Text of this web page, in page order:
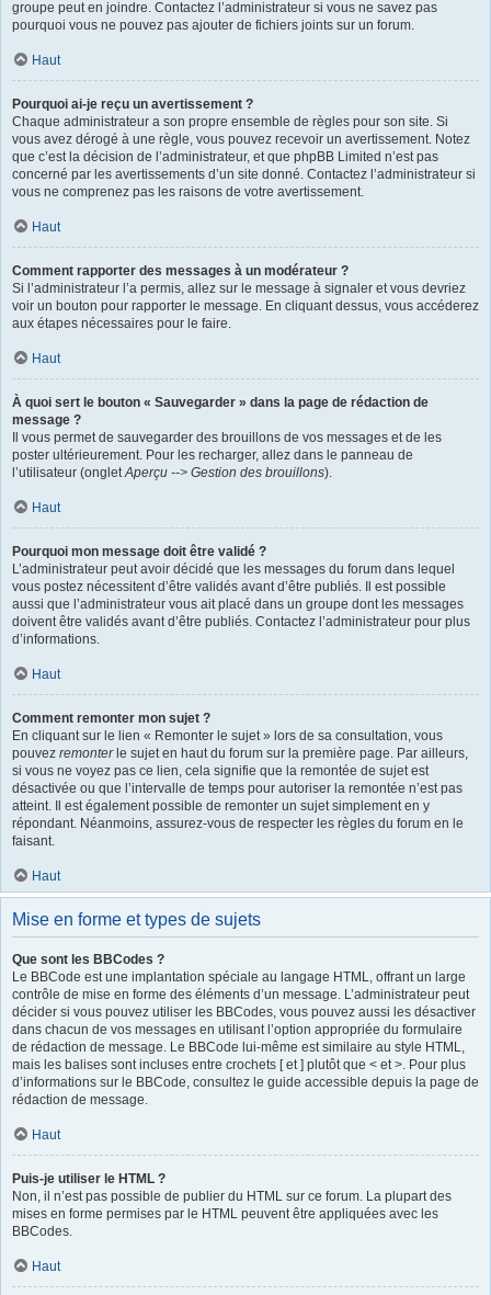
groupe peut en joindre. Contactez l’administrateur si vous ne savez pas
pourquoi vous ne pouvez pas ajouter de fichiers joints sur un forum.
Haut
Pourquoi ai-je reçu un avertissement ?
Chaque administrateur a son propre ensemble de règles pour son site. Si
vous avez dérogé à une règle, vous pouvez recevoir un avertissement. Notez
que c’est la décision de l’administrateur, et que phpBB Limited n’est pas
concerné par les avertissements d’un site donné. Contactez l’administrateur si
vous ne comprenez pas les raisons de votre avertissement.
Haut
Comment rapporter des messages à un modérateur ?
Si l’administrateur l’a permis, allez sur le message à signaler et vous devriez
voir un bouton pour rapporter le message. En cliquant dessus, vous accéderez
aux étapes nécessaires pour le faire.
Haut
À quoi sert le bouton « Sauvegarder » dans la page de rédaction de
message ?
Il vous permet de sauvegarder des brouillons de vos messages et de les
poster ultérieurement. Pour les recharger, allez dans le panneau de
l’utilisateur (ongletAperçu --> Gestion des brouillons).
Haut
Pourquoi mon message doit être validé ?
L’administrateur peut avoir décidé que les messages du forum dans lequel
vous postez nécessitent d’être validés avant d’être publiés. Il est possible
aussi que l’administrateur vous ait placé dans un groupe dont les messages
doivent être validés avant d’être publiés. Contactez l’administrateur pour plus
d’informations.
Haut
Comment remonter mon sujet ?
En cliquant sur le lien « Remonter le sujet » lors de sa consultation, vous
pouvez remonterle sujet en haut du forum sur la première page. Par ailleurs,
si vous ne voyez pas ce lien, cela signifie que la remontée de sujet est
désactivée ou que l’intervalle de temps pour autoriser la remontée n’est pas
atteint. Il est également possible de remonter un sujet simplement en y
répondant. Néanmoins, assurez-vous de respecter les règles du forum en le
faisant.
Haut
Mise en forme et types de sujets
Que sont les BBCodes ?
Le BBCode est une implantation spéciale au langage HTML, offrant un large
contrôle de mise en forme des éléments d’un message. L’administrateur peut
décider si vous pouvez utiliser les BBCodes, vous pouvez aussi les désactiver
dans chacun de vos messages en utilisant l’option appropriée du formulaire
de rédaction de message. Le BBCode lui-même est similaire au style HTML,
mais les balises sont incluses entre crochets [ et ] plutôt que < et >. Pour plus
d’informations sur le BBCode, consultez le guide accessible depuis la page de
rédaction de message.
Haut
Puis-je utiliser le HTML ?
Non, il n’est pas possible de publier du HTML sur ce forum. La plupart des
mises en forme permises par le HTML peuvent être appliquées avec les
BBCodes.
Haut